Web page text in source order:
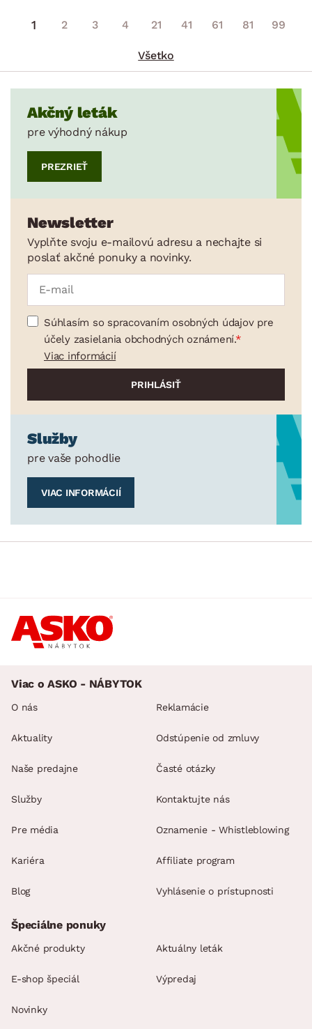
1 2 3 4 21 41 61 81 99
Všetko
Akčný leták
pre výhodný nákup
PREZRIEŤ
Newsletter
Vyplňte svoju e-mailovú adresu a nechajte si
poslať akčné ponuky a novinky.
Súhlasím so spracovaním osobných údajov pre
účely zasielania obchodných oznámení.
Viac informácií
Služby
pre vaše pohodlie
VIAC INFORMÁCIÍ
Viac o ASKO - NÁBYTOK
O nás
Aktuality
Naše predajne
Služby
Pre média
Kariéra
Blog
Reklamácie
Odstúpenie od zmluvy
Časté otázky
Kontaktujte nás
Oznamenie - Whistleblowing
Affiliate program
Vyhlásenie o prístupnosti
Špeciálne ponuky
Akčné produkty Aktuálny leták
E-shop špeciál Výpredaj
Novinky